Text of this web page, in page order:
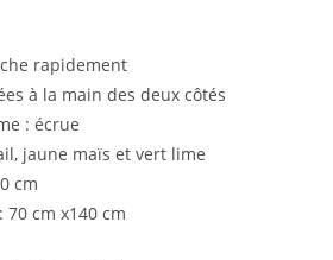
rapidement
à la main des deux côtés
: écrue
jaune maïs et vert lime
cm
cm x140 cm